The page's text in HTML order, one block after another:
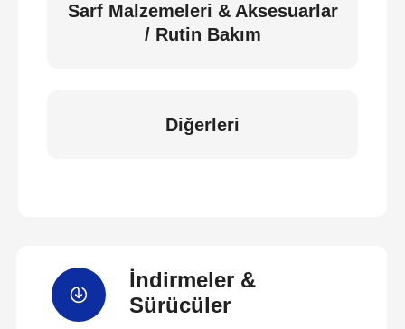
Sarf Malzemeleri & Aksesuarlar
/ Rutin Bakım
Diğerleri
İndirmeler &
Sürücüler